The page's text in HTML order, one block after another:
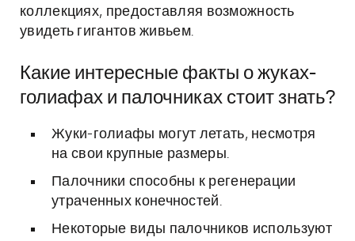
коллекциях, предоставляя возможность
увидеть гигантов живьем.
Какие интересные факты о жуках-
голиафах и палочниках стоит знать?
Жуки-голиафы могут летать, несмотря
на свои крупные размеры.
Палочники способны к регенерации
утраченных конечностей.
Некоторые виды палочников используют